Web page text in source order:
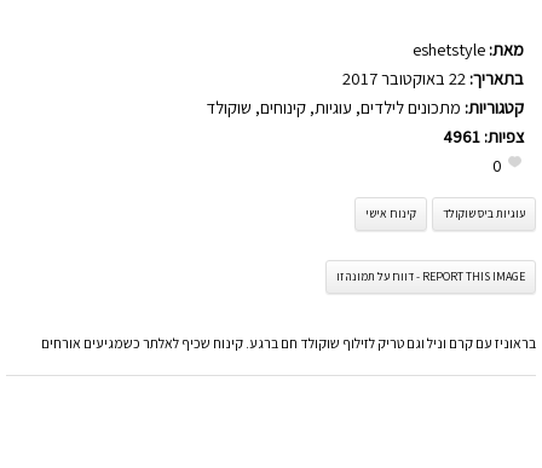
מאת: eshetstyle
בתאריך:
קטגוריות: מתכונים לילדים, עוגיות, קינוחים, שוקולד
צפיות: 4961
0
עוגיות ביס שוקולד קינוח אישי
REPORT THIS IMAGE - דווח על תמונה זו
בראוניז עם קרם וניל וגם טריק לזילוף שוקולד חם ברגע. קינוח שכיף לאלתר כשמגיעים אורחים